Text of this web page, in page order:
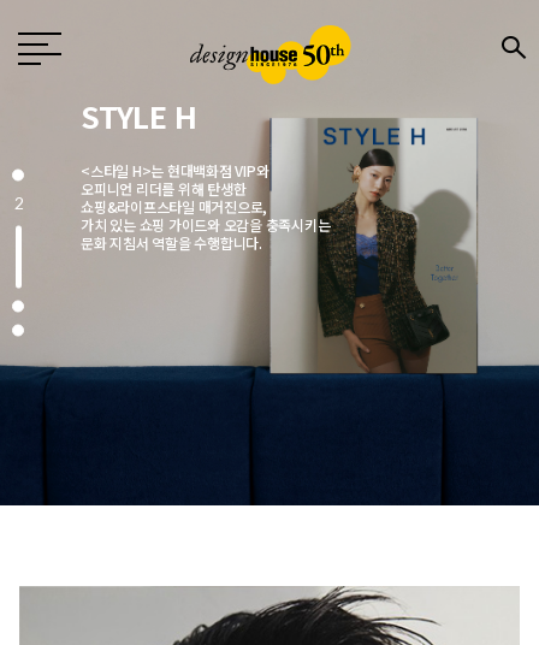
Design
월간 〈디자인〉은 1976년 창간한
국내 유일의 디자인 전문지로
전문 디자이너와 기업,
크리에이터에게 영감을 주는 매거진입니다.
매월 디자인, 문화, 예술, 건축 분야에서
주목해야 할 이슈를 엄선해
행복이 가득한 집